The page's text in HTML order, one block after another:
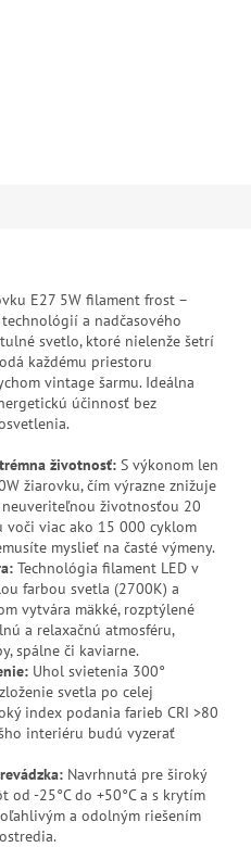
E27 5W filament frost –
a nadčasového
svetlo, ktoré nielenže šetrí
každému priestoru
vintage šarmu. Ideálna
účinnosť bez
životnosť: S výkonom len
žiarovku, čím výrazne znižuje
neuveriteľnou životnosťou 20
viac ako 15 000 cyklom
myslieť na časté výmeny.
Technológia filament LED v
farbou svetla (2700K) a
vytvára mäkké, rozptýlené
a relaxačnú atmosféru,
spálne či kaviarne.
Uhol svietenia 300°
svetla po celej
index podania farieb CRI >80
interiéru budú vyzerať
Navrhnutá pre široký
od -25°C do +50°C a s krytím
a odolným riešením